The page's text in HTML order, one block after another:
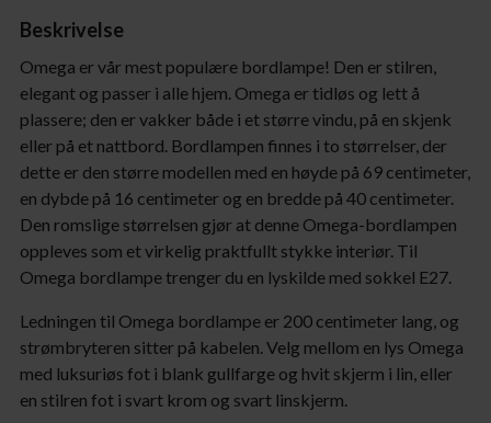
Beskrivelse
Omega er vår mest populære bordlampe! Den er stilren,
elegant og passer i alle hjem. Omega er tidløs og lett å
plassere; den er vakker både i et større vindu, på en skjenk
eller på et nattbord. Bordlampen finnes i to størrelser, der
dette er den større modellen med en høyde på 69 centimeter,
en dybde på 16 centimeter og en bredde på 40 centimeter.
Den romslige størrelsen gjør at denne Omega-bordlampen
oppleves som et virkelig praktfullt stykke interiør. Til
Omega bordlampe trenger du en lyskilde med sokkel E27.
Ledningen til Omega bordlampe er 200 centimeter lang, og
strømbryteren sitter på kabelen. Velg mellom en lys Omega
med luksuriøs fot i blank gullfarge og hvit skjerm i lin, eller
en stilren fot i svart krom og svart linskjerm.